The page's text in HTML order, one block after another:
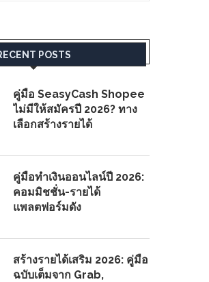
POSTS
คู่มือ SeasyCash Shopee
ไม่มีให้สมัครปี 2026? ทาง
เลือกสร้างรายได้
คู่มือทำเงินออนไลน์ปี 2026:
คอมมิชชั่น-รายได้
แพลตฟอร์มดัง
สร้างรายได้เสริม 2026: คู่มือ
ฉบับเต็มจาก Grab,